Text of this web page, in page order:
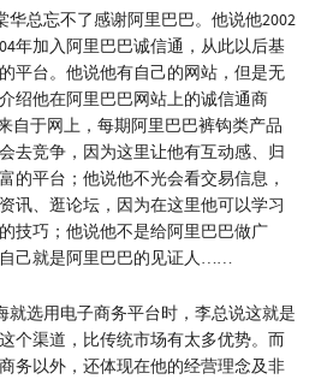
华总忘不了感谢阿里巴巴。他说他2002
年加入阿里巴巴诚信通，从此以后基
平台。他说他有自己的网站，但是无
绍他在阿里巴巴网站上的诚信通商
自于网上，每期阿里巴巴裤钩类产品
去竞争，因为这里让他有互动感、归
的平台；他说他不光会看交易信息，
讯、逛论坛，因为在这里他可以学习
技巧；他说他不是给阿里巴巴做广
己就是阿里巴巴的见证人……
就选用电子商务平台时，李总说这就是
个渠道，比传统市场有太多优势。而
务以外，还体现在他的经营理念及非